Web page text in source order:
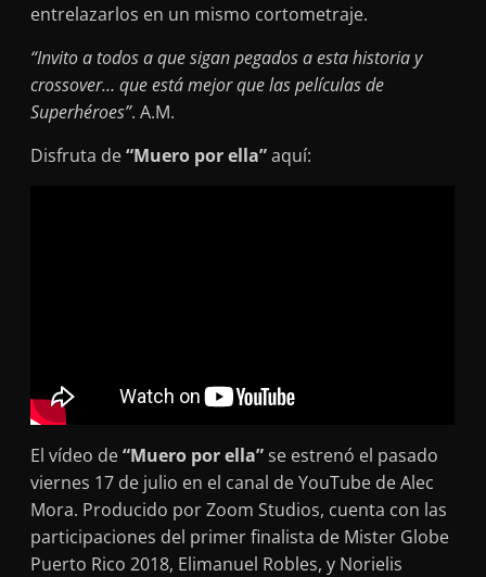
entrelazarlos en un mismo cortometraje.
“Invito a todos a que sigan pegados a esta historia y
crossover… que está mejor que las películas de
Superhéroes”. A.M.
Disfruta de“Muero por ella”aquí:
El vídeo de“Muero por ella”se estrenó el pasado
viernes 17 de julio en el canal de YouTube de Alec
Mora. Producido por Zoom Studios, cuenta con las
participaciones del primer finalista de Mister Globe
Puerto Rico 2018, Elimanuel Robles, y Norielis